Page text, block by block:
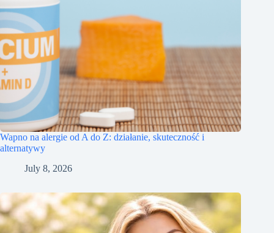
Wapno na alergie od A do Z: działanie, skuteczność i
alternatywy
July 8, 2026